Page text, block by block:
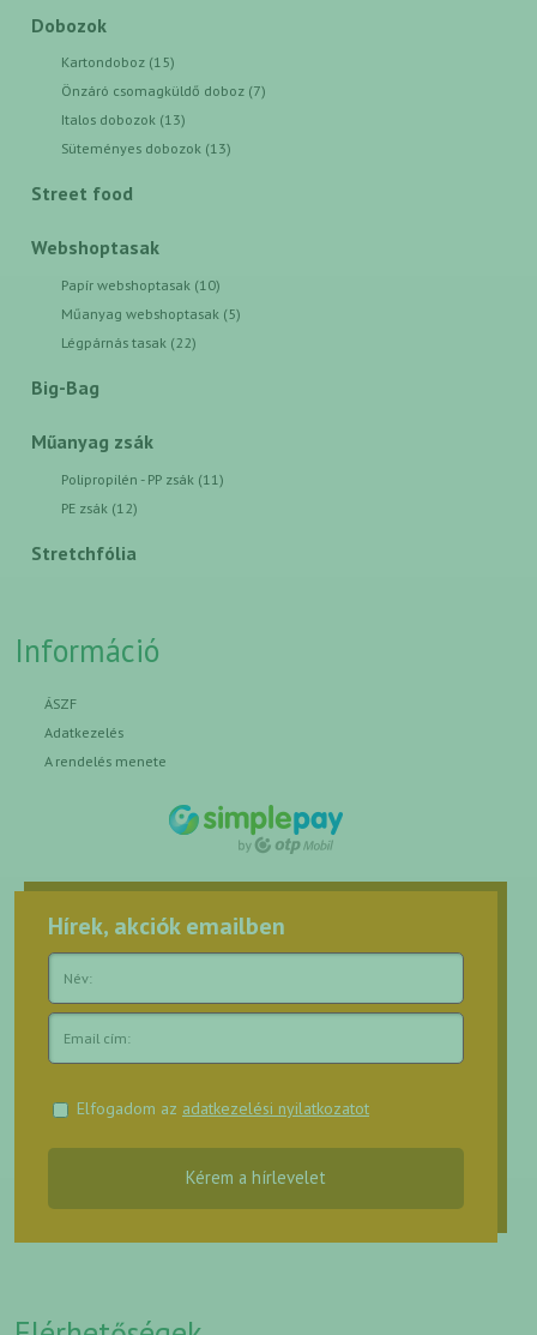
Dobozok
Kartondoboz (15)
Önzáró csomagküldő doboz (7)
Italos dobozok (13)
Süteményes dobozok (13)
Street food
Webshoptasak
Papír webshoptasak (10)
Műanyag webshoptasak (5)
Légpárnás tasak (22)
Big-Bag
Műanyag zsák
Polipropilén - PP zsák (11)
PE zsák (12)
Stretchfólia
Információ
ÁSZF
Adatkezelés
A rendelés menete
Hírek, akciók emailben
Elfogadom az adatkezelési nyilatkozatot
Kérem a hírlevelet